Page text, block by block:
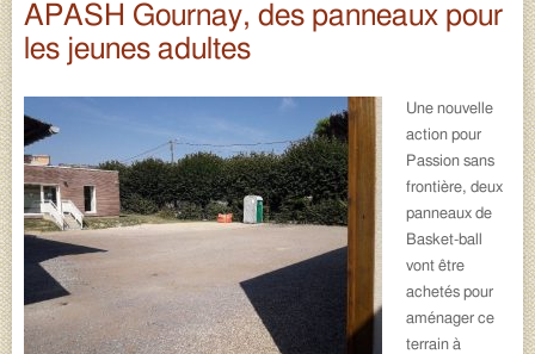
APASH Gournay, des panneaux pour
les jeunes adultes
Une nouvelle
action pour
Passion sans
frontière, deux
panneaux de
Basket-ball
vont être
achetés pour
aménager ce
terrain à